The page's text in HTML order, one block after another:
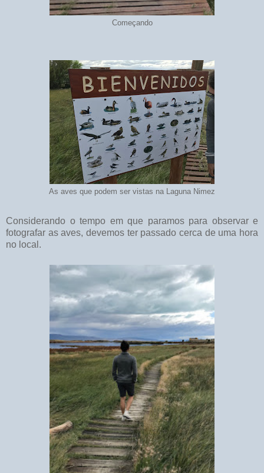
Começando
As aves que podem ser vistas na Laguna Nimez
Considerando o tempo em que paramos para observar e
fotografar as aves, devemos ter passado cerca de uma hora
no local.